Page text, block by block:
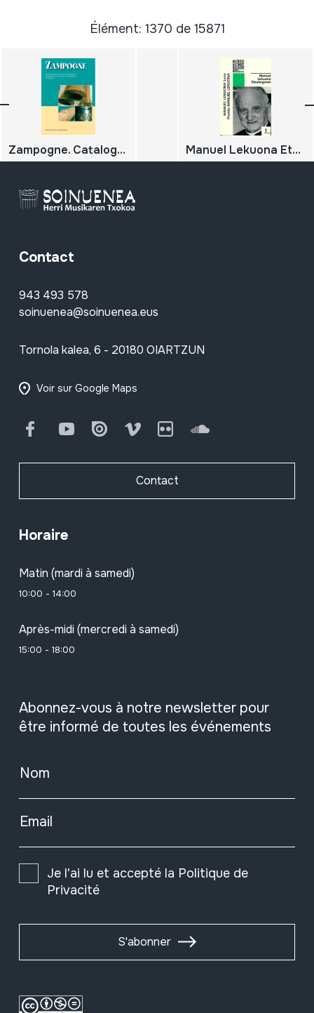
Élément: 1370 de 15871
Zampogne. Catalogo della mostra permanente di cornamuse italiane e streniere di Scapoli; Manuel Lekuona Etxabeguren
Contact
943 493 578
soinuenea@soinuenea.eus
Tornola kalea, 6 - 20180 OIARTZUN
Voir sur Google Maps
FacebookYoutube Issuu Vimeo Flickr SoundCloud
Contact
Horaire
Matin (mardi à samedi)
10:00 - 14:00
Après-midi (mercredi à samedi)
15:00 - 18:00
Abonnez-vous à notre newsletter pour
être informé de toutes les événements
Nom
Email
Je l'ai lu et accepté la Politique de
Privacité
S'abonner